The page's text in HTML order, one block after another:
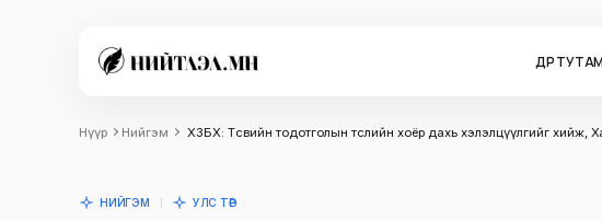
ӨДӨР ТУТАМ
Нүүр Нийгэм ХЗБХ: Төсвийн тодотголын төслийн хоёр дахь хэлэлцүүлгийг хийж,
НИЙГЭМ УЛС ТӨР